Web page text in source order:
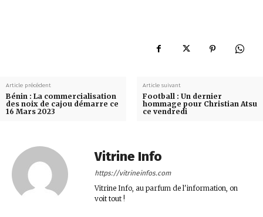
Article précédent
Bénin : La commercialisation
des noix de cajou démarre ce
16 Mars 2023
Article suivant
Football : Un dernier
hommage pour Christian Atsu
ce vendredi
Vitrine Info
https://vitrineinfos.com
Vitrine Info, au parfum de l'information, on
voit tout !